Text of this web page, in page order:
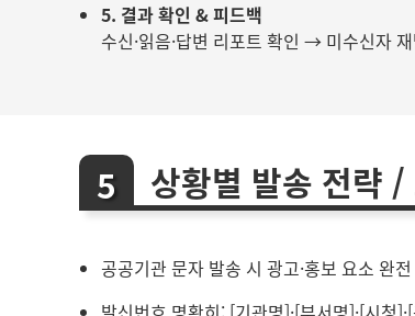
5. 결과 확인 & 피드백
수신·읽음·답변 리포트 확인 → 미수신자
상황별 발송 전략 /
공공기관 문자 발송 시 광고·홍보 요소 완